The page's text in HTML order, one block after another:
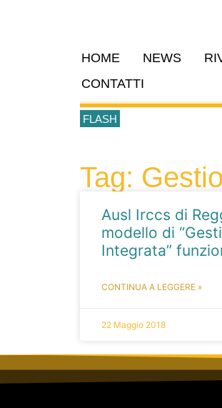
HOME NEWS
CONTATTI
FLASH
Tag:
Ausl Irccs di
modello di
Integrata”
CONTINUA A LEGGERE »
22 Maggio 2018